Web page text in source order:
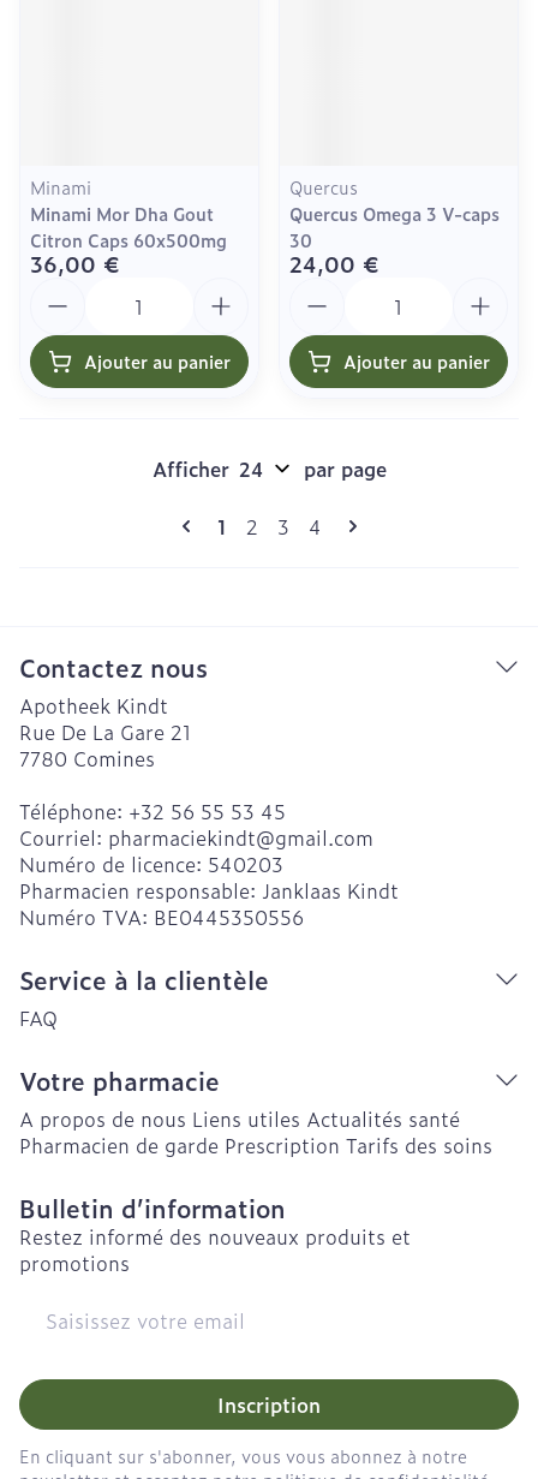
Minami
Minami Mor Dha Gout
Citron Caps 60x500mg
36,00 €
Ajouter au panier
Quercus
Quercus Omega 3 V-caps
30
24,00 €
Ajouter au panier
Pages
Vous lisez actuellement la page
1 Page
2 Page
3 Page
4
Afficher par page
Contactez nous
Apotheek Kindt
Rue De La Gare 21
7780 Comines
Téléphone: +32 56 55 53 45
Courriel: pharmaciekindt@gmail.com
Numéro de licence: 540203
Pharmacien responsable: Janklaas Kindt
Numéro TVA: BE0445350556
Service à la clientèle
FAQ
Votre pharmacie
A propos de nous Liens utiles Actualités santé
Pharmacien de garde Prescription Tarifs des soins
Bulletin d’information
Restez informé des nouveaux produits et
promotions
Adresse mail
Inscription
En cliquant sur s'abonner, vous vous abonnez à notre